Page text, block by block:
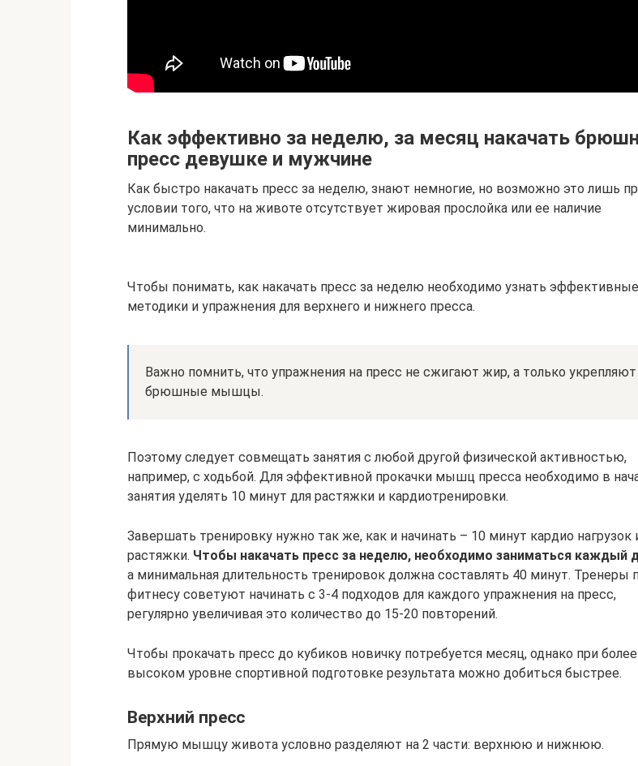
Как эффективно за неделю, за месяц накачать
пресс девушке и мужчине
Как быстро накачать пресс за неделю, знают немногие, но возможно это лишь
условии того, что на животе отсутствует жировая прослойка или ее наличие
минимально.
Чтобы понимать, как накачать пресс за неделю необходимо узнать эффективные
методики и упражнения для верхнего и нижнего пресса.
Важно помнить, что упражнения на пресс не сжигают жир, а только укрепляют
брюшные мышцы.
Поэтому следует совмещать занятия с любой другой физической активностью,
например, с ходьбой. Для эффективной прокачки мышц пресса необходимо в
занятия уделять 10 минут для растяжки и кардиотренировки.
Завершать тренировку нужно так же, как и начинать – 10 минут кардио нагрузок
растяжки. Чтобы накачать пресс за неделю, необходимо заниматься каждый
а минимальная длительность тренировок должна составлять 40 минут. Тренеры
фитнесу советуют начинать с 3-4 подходов для каждого упражнения на пресс,
регулярно увеличивая это количество до 15-20 повторений.
Чтобы прокачать пресс до кубиков новичку потребуется месяц, однако при более
высоком уровне спортивной подготовке результата можно добиться быстрее.
Верхний пресс
Прямую мышцу живота условно разделяют на 2 части: верхнюю и нижнюю.